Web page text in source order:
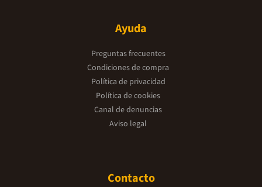
Ayuda
Preguntas frecuentes
Condiciones de compra
Política de privacidad
Política de cookies
Canal de denuncias
Aviso legal
Contacto